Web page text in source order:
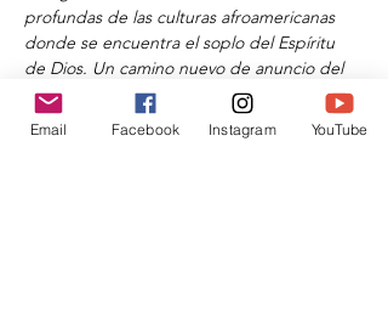
profundas de las culturas afroamericanas
donde se encuentra el soplo del Espíritu
de Dios. Un camino nuevo de anuncio del
Evangelio tomando en cuenta los valores y
expresiones culturales de los pueblos", son
las palabras de Sor María Suyapa Cacho
Email Facebook Instagram YouTube